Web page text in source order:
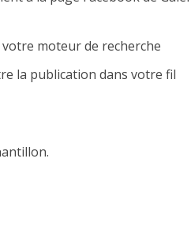
moteur de recherche
la publication dans votre fil